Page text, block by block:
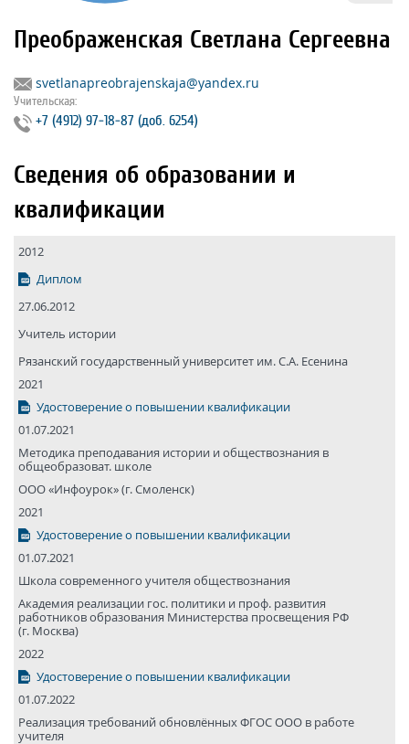
Преображенская Светлана Сергеевна
svetlanapreobrajenskaja@yandex.ru
Учительская:
+7 (4912) 97‐18‐87 (доб. 6254)
Сведения об образовании и
квалификации
2012
Диплом
27.06.2012
Учитель истории
Рязанский государствен­ный университет им. С.А. Есенина
2021
Удостоверение о повышении квалификации
01.07.2021
Методика преподавания истории и обществознания в
общеобразоват. школе
ООО «Инфоурок» (г. Смоленск)
2021
Удостоверение о повышении квалификации
01.07.2021
Школа современного учителя обществознания
Академия реализации гос. политики и проф. развития
работников образования Министерства просвещения РФ
(г. Москва)
2022
Удостоверение о повышении квалификации
01.07.2022
Реализация требований обновлённых ФГОС ООО в работе
учителя